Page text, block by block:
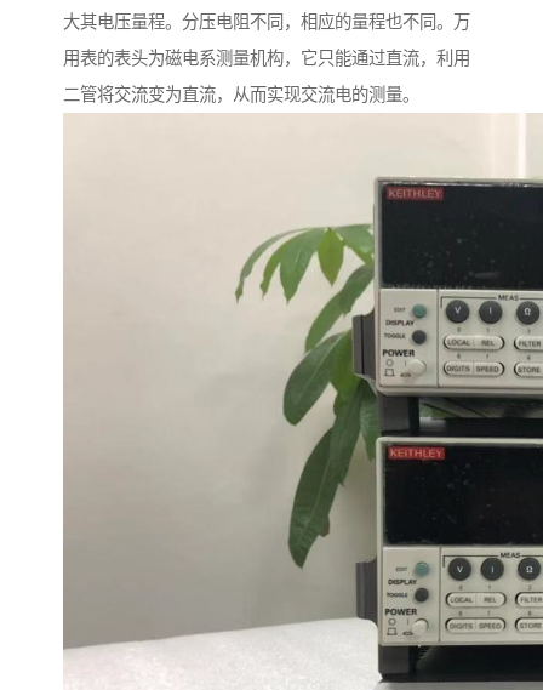
大其电压量程。分压电阻不同，相应的量程也不同。万
用表的表头为磁电系测量机构，它只能通过直流，利用
二管将交流变为直流，从而实现交流电的测量。